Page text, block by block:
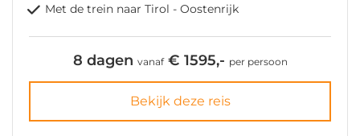
Met de trein naar Tirol - Oostenrijk
8 dagen vanaf€ 1595,- per persoon
Bekijk deze reis